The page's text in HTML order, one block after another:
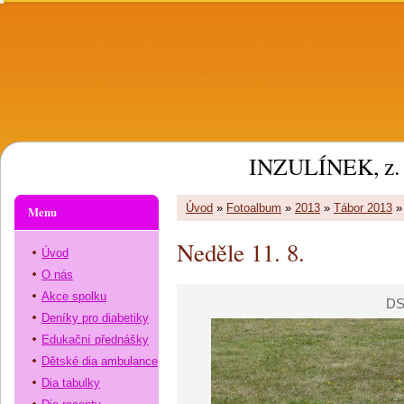
INZULÍNEK, z.
Úvod » Fotoalbum » 2013 » Tábor 2013
Neděle 11. 8.
Menu
Úvod
O nás
Akce spolku
Deníky pro diabetiky
Edukační přednášky
Dětské dia ambulance
Dia tabulky